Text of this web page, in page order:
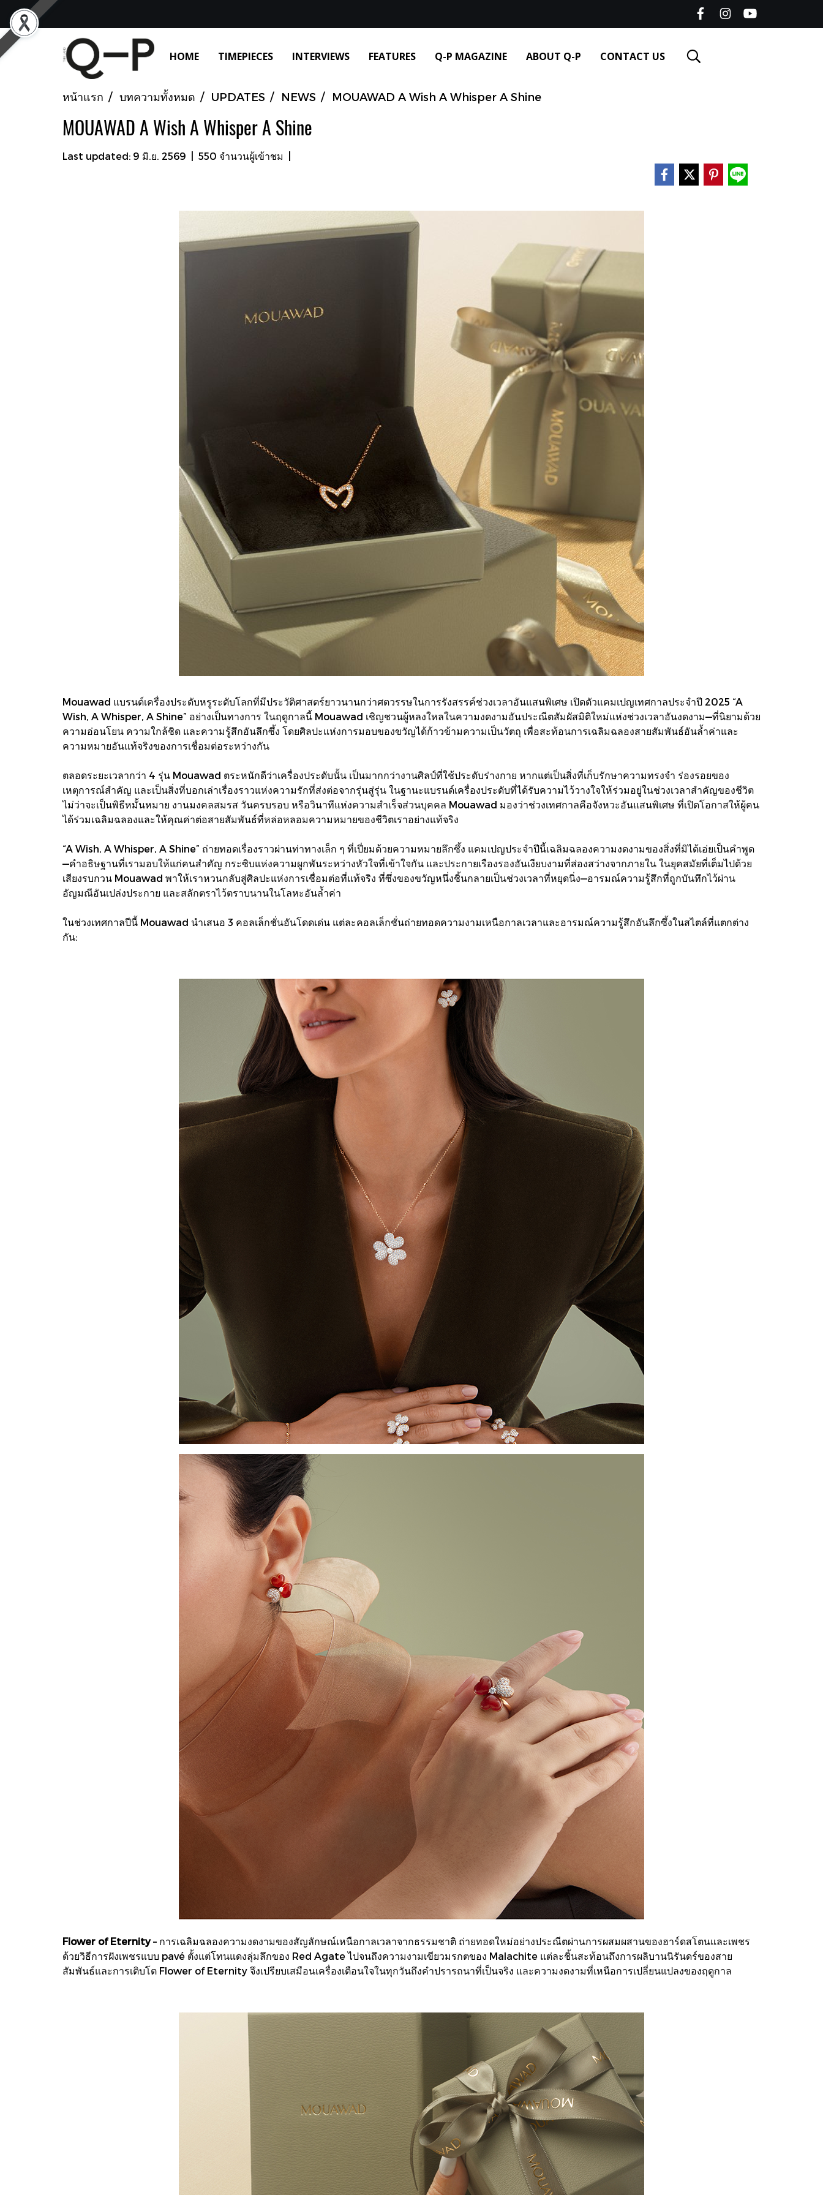
HOME TIMEPIECES INTERVIEWS FEATURES Q-P MAGAZINE ABOUT Q-P CONTACT US
หน้าแรก บทความทั้งหมด UPDATES NEWS MOUAWAD A Wish A Whisper A Shine
MOUAWAD A Wish A Whisper A Shine
Last updated: 9 มิ.ย. 2569 550 จำนวนผู้เข้าชม
Mouawad แบรนด์เครื่องประดับหรูระดับโลกที่มีประวัติศาสตร์ยาวนานกว่าศตวรรษในการรังสรรค์ช่วงเวลาอันแสนพิเศษ เปิดตัวแคมเปญเทศกาลประจำปี 2025 “A
Wish, A Whisper, A Shine” อย่างเป็นทางการ ในฤดูกาลนี้ Mouawad เชิญชวนผู้หลงใหลในความงดงามอันประณีตสัมผัสมิติใหม่แห่งช่วงเวลาอันงดงาม—ที่นิยามด้วย
ความอ่อนโยน ความใกล้ชิด และความรู้สึกอันลึกซึ้ง โดยศิลปะแห่งการมอบของขวัญได้ก้าวข้ามความเป็นวัตถุ เพื่อสะท้อนการเฉลิมฉลองสายสัมพันธ์อันล้ำค่าและ
ความหมายอันแท้จริงของการเชื่อมต่อระหว่างกัน
ตลอดระยะเวลากว่า 4 รุ่น Mouawad ตระหนักดีว่าเครื่องประดับนั้น เป็นมากกว่างานศิลป์ที่ใช้ประดับร่างกาย หากแต่เป็นสิ่งที่เก็บรักษาความทรงจำ ร่องรอยของ
เหตุการณ์สำคัญ และเป็นสิ่งที่บอกเล่าเรื่องราวแห่งความรักที่ส่งต่อจากรุ่นสู่รุ่น ในฐานะแบรนด์เครื่องประดับที่ได้รับความไว้วางใจให้ร่วมอยู่ในช่วงเวลาสำคัญของชีวิต
ไม่ว่าจะเป็นพิธีหมั้นหมาย งานมงคลสมรส วันครบรอบ หรือวินาทีแห่งความสำเร็จส่วนบุคคล Mouawad มองว่าช่วงเทศกาลคือจังหวะอันแสนพิเศษ ที่เปิดโอกาสให้ผู้คน
ได้ร่วมเฉลิมฉลองและให้คุณค่าต่อสายสัมพันธ์ที่หล่อหลอมความหมายของชีวิตเราอย่างแท้จริง
“A Wish, A Whisper, A Shine” ถ่ายทอดเรื่องราวผ่านท่าทางเล็ก ๆ ที่เปี่ยมด้วยความหมายลึกซึ้ง แคมเปญประจำปีนี้เฉลิมฉลองความงดงามของสิ่งที่มิได้เอ่ยเป็นคำพูด
—คำอธิษฐานที่เรามอบให้แก่คนสำคัญ กระซิบแห่งความผูกพันระหว่างหัวใจที่เข้าใจกัน และประกายเรืองรองอันเงียบงามที่ส่องสว่างจากภายใน ในยุคสมัยที่เต็มไปด้วย
เสียงรบกวน Mouawad พาให้เราหวนกลับสู่ศิลปะแห่งการเชื่อมต่อที่แท้จริง ที่ซึ่งของขวัญหนึ่งชิ้นกลายเป็นช่วงเวลาที่หยุดนิ่ง—อารมณ์ความรู้สึกที่ถูกบันทึกไว้ผ่าน
อัญมณีอันเปล่งประกาย และสลักตราไว้ตราบนานในโลหะอันล้ำค่า
ในช่วงเทศกาลปีนี้ Mouawad นำเสนอ 3 คอลเล็กชั่นอันโดดเด่น แต่ละคอลเล็กชั่นถ่ายทอดความงามเหนือกาลเวลาและอารมณ์ความรู้สึกอันลึกซึ้งในสไตล์ที่แตกต่าง
กัน:
Flower of Eternity– การเฉลิมฉลองความงดงามของสัญลักษณ์เหนือกาลเวลาจากธรรมชาติ ถ่ายทอดใหม่อย่างประณีตผ่านการผสมผสานของฮาร์ดสโตนและเพชร
ด้วยวิธีการฝังเพชรแบบ pavé ตั้งแต่โทนแดงลุ่มลึกของ Red Agate ไปจนถึงความงามเขียวมรกตของ Malachite แต่ละชิ้นสะท้อนถึงการผลิบานนิรันดร์ของสาย
สัมพันธ์และการเติบโต Flower of Eternity จึงเปรียบเสมือนเครื่องเตือนใจในทุกวันถึงคำปรารถนาที่เป็นจริง และความงดงามที่เหนือการเปลี่ยนแปลงของฤดูกาล